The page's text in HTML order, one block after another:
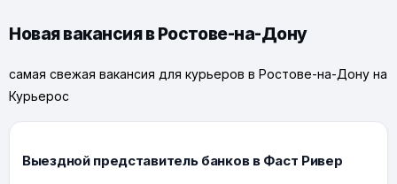
Новая вакансия в Ростове-на-Дону
самая свежая вакансия для курьеров в Ростове-на-Дону на
Курьерос
Выездной представитель банков в Фаст Ривер